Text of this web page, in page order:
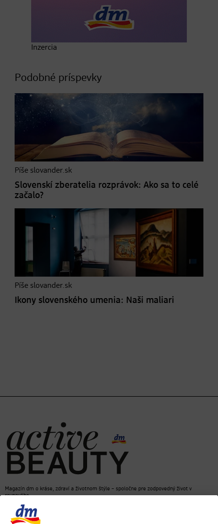
Inzercia
Podobné príspevky
Píše slovander.sk
Slovenskí zberatelia rozprávok: Ako sa to celé
začalo?
Píše slovander.sk
Ikony slovenského umenia: Naši maliari
Magazín dm o kráse, zdraví a životnom štýle – spoločne pre zodpovedný život v
rovnováhe